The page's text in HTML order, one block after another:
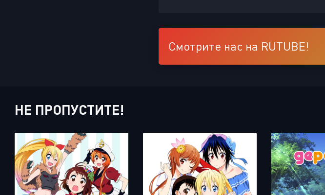
Смотрите нас на RUTUBE!
НЕ ПРОПУСТИТЕ!